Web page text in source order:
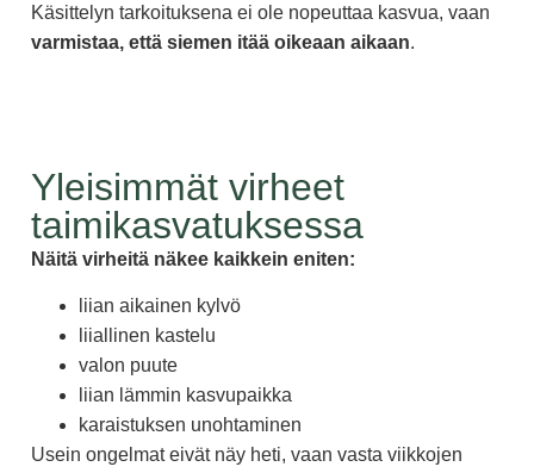
Käsittelyn tarkoituksena ei ole nopeuttaa kasvua, vaan
varmistaa, että siemen itää oikeaan aikaan.
Yleisimmät virheet
taimikasvatuksessa
Näitä virheitä näkee kaikkein eniten:
liian aikainen kylvö
liiallinen kastelu
valon puute
liian lämmin kasvupaikka
karaistuksen unohtaminen
Usein ongelmat eivät näy heti, vaan vasta viikkojen